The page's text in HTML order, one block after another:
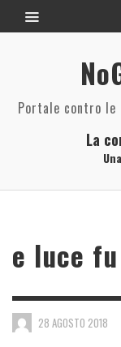
Portale contro le
La
e luce fu
28 AGOSTO 2018